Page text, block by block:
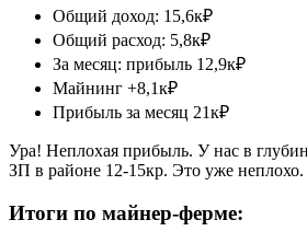
Общий доход: 15,6к₽
Общий расход: 5,8к₽
За месяц: прибыль 12,9к₽
Майнинг +8,1к₽
Прибыль за месяц 21к₽
Ура! Неплохая прибыль. У нас в
ЗП в районе 12-15кр. Это уже неплохо.
Итоги по майнер-ферме: